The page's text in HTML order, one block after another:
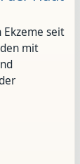
Ekzeme seit
mit